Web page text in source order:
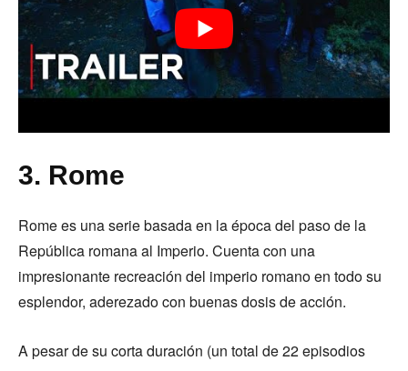
3. Rome
Rome es una serie basada en la época del paso de la
República romana al Imperio. Cuenta con una
impresionante recreación del imperio romano en todo su
esplendor, aderezado con buenas dosis de acción.
A pesar de su corta duración (un total de 22 episodios